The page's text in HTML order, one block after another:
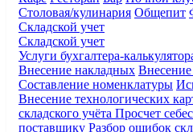
Столовая/кулинария Общепит
Складской учет
Складской учет
Услуги бухгалтера-
Внесение накладных
Составление номенклатуры
Внесение технологических
складского учёта Просчет
поставщику Разбор ошибок